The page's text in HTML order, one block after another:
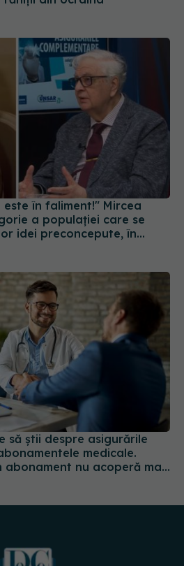
a populației care se
idei preconcepute, în
tratează bine și aici!
medicale.
abonament nu acoperă mai